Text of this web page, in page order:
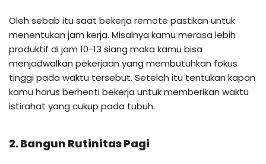
Oleh sebab itu saat bekerja remote pastikan untuk
menentukan jam kerja. Misalnya kamu merasa lebih
produktif di jam 10-13 siang maka kamu bisa
menjadwalkan pekerjaan yang membutuhkan fokus
tinggi pada waktu tersebut. Setelah itu tentukan kapan
kamu harus berhenti bekerja untuk memberikan waktu
istirahat yang cukup pada tubuh.
2. Bangun Rutinitas Pagi